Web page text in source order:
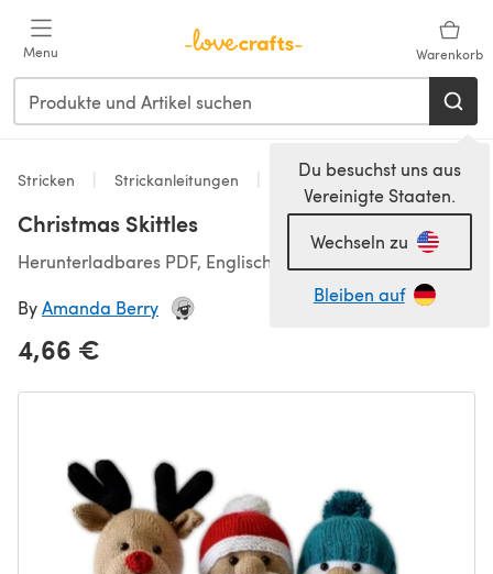
Menu Warenkorb
Du besuchst uns aus
Vereinigte Staaten.
Wechseln zu
Bleiben auf
Stricken Strickanleitungen Spielzeug
Christmas Skittles
Herunterladbares PDF, Englisch
ByAmanda Berry
4,66 €